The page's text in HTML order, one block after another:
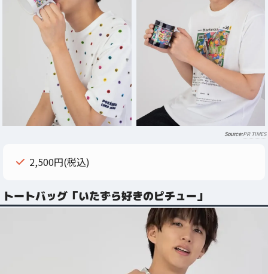
PR TIMES
2,500円(税込)
トートバッグ「いたずら好きのピチュー」